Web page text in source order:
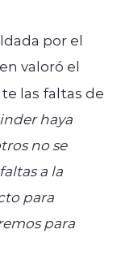
por el
valoró el
las faltas de
haya
no se
a la
para
para